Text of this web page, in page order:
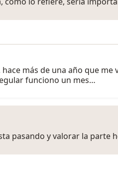
más de una año que
funciono un mes…
pasando y valorar la parte